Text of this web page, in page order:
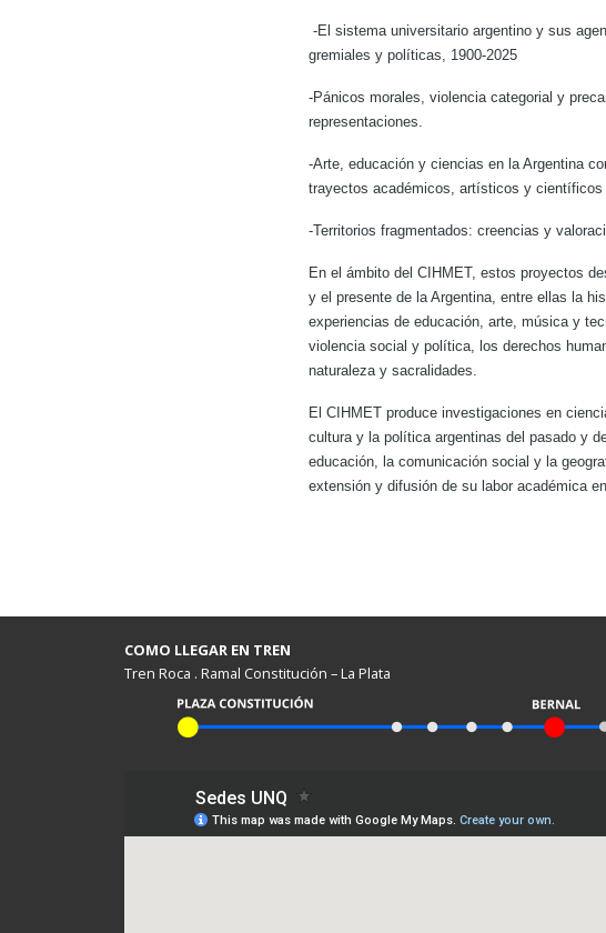
-El sistema universitario argentino y sus
gremiales y políticas, 1900-2025
-Pánicos morales, violencia categorial y
representaciones.
-Arte, educación y ciencias en la Argentina
trayectos académicos, artísticos y científicos
-Territorios fragmentados: creencias y
En el ámbito del CIHMET, estos proyectos
y el presente de la Argentina, entre ellas la
experiencias de educación, arte, música y
violencia social y política, los derechos
naturaleza y sacralidades.
El CIHMET produce investigaciones en
cultura y la política argentinas del pasado y
educación, la comunicación social y la
extensión y difusión de su labor académica
COMO LLEGAR EN TREN
Tren Roca . Ramal Constitución – La Plata